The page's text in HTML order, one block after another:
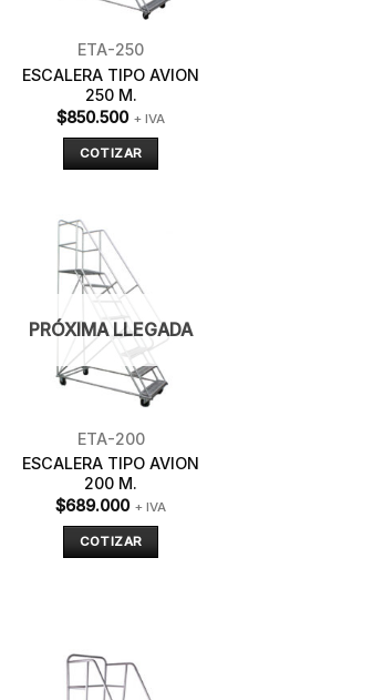
ETA-250
ESCALERA TIPO AVION
250 M.
$850.500 + IVA
COTIZAR
PRÓXIMA LLEGADA
ETA-200
ESCALERA TIPO AVION
200 M.
$689.000 + IVA
COTIZAR